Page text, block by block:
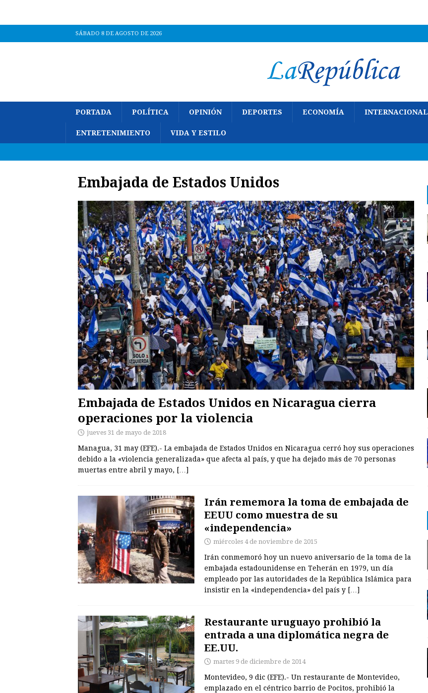
SÁBADO 8 DE AGOSTO DE 2026
PORTADA POLÍTICA OPINIÓN DEPORTES ECONOMÍA INTERNACIONAL
ENTRETENIMIENTO VIDA Y ESTILO
Embajada de Estados Unidos
Embajada de Estados Unidos en Nicaragua cierra
operaciones por la violencia
jueves 31 de mayo de 2018
Managua, 31 may (EFE).- La embajada de Estados Unidos en Nicaragua cerró hoy sus operaciones
debido a la «violencia generalizada» que afecta al país, y que ha dejado más de 70 personas
muertas entre abril y mayo, […]
Irán rememora la toma de embajada de
EEUU como muestra de su
«independencia»
miércoles 4 de noviembre de 2015
Irán conmemoró hoy un nuevo aniversario de la toma de la
embajada estadounidense en Teherán en 1979, un día
empleado por las autoridades de la República Islámica para
insistir en la «independencia» del país y […]
Restaurante uruguayo prohibió la
entrada a una diplomática negra de
EE.UU.
martes 9 de diciembre de 2014
Montevideo, 9 dic (EFE).- Un restaurante de Montevideo,
emplazado en el céntrico barrio de Pocitos, prohibió la